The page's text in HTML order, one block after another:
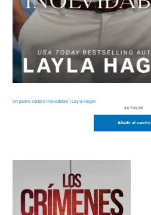
Un padre soltero inolvidable | Layla Hagen
$4.799,00
Añadir al carrito